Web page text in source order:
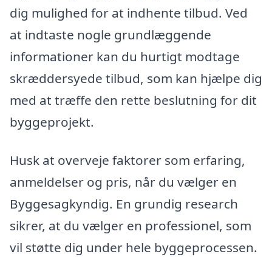
dig mulighed for at indhente tilbud. Ved
at indtaste nogle grundlæggende
informationer kan du hurtigt modtage
skræddersyede tilbud, som kan hjælpe dig
med at træffe den rette beslutning for dit
byggeprojekt.
Husk at overveje faktorer som erfaring,
anmeldelser og pris, når du vælger en
Byggesagkyndig. En grundig research
sikrer, at du vælger en professionel, som
vil støtte dig under hele byggeprocessen.